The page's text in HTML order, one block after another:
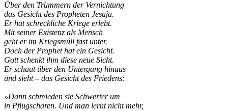
Über den Trümmern der Vernichtung
das Gesicht des Propheten Jesaja.
Er hat schreckliche Kriege erlebt.
Mit seiner Existenz als Mensch
geht er im Kriegsmüll fast unter.
Doch der Prophet hat ein Gesicht.
Gott schenkt ihm diese neue Sicht.
Er schaut über den Untergang hinaus
und sieht – das Gesicht des Friedens:
»Dann schmieden sie Schwerter um
in Pflugscharen. Und man lernt nicht mehr,